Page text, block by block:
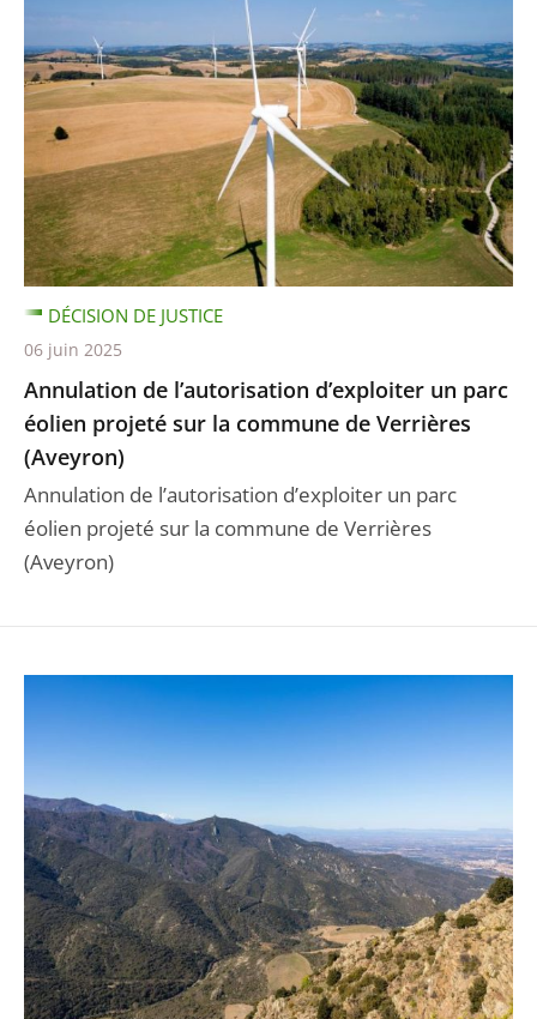
Annulation de l’autorisation d’exploiter un parc
éolien projeté sur la commune de Verrières
(Aveyron)
Annulation de l’autorisation d’exploiter un parc
éolien projeté sur la commune de Verrières
(Aveyron)
DÉCISION DE JUSTICE
06 juin 2025